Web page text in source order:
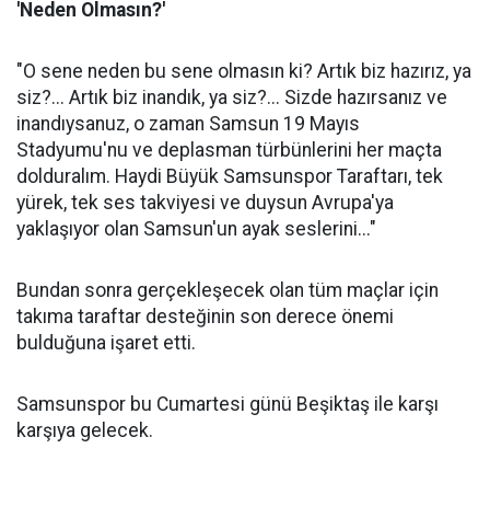
'Neden Olmasın?'
"O sene neden bu sene olmasın ki? Artık biz hazırız, ya
siz?... Artık biz inandık, ya siz?... Sizde hazırsanız ve
inandıysanuz, o zaman Samsun 19 Mayıs
Stadyumu'nu ve deplasman türbünlerini her maçta
dolduralım. Haydi Büyük Samsunspor Taraftarı, tek
yürek, tek ses takviyesi ve duysun Avrupa'ya
yaklaşıyor olan Samsun'un ayak seslerini..."
Bundan sonra gerçekleşecek olan tüm maçlar için
takıma taraftar desteğinin son derece önemi
bulduğuna işaret etti.
Samsunspor bu Cumartesi günü Beşiktaş ile karşı
karşıya gelecek.